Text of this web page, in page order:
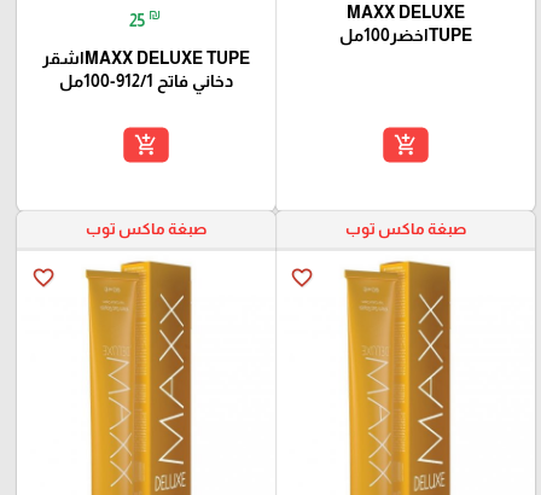
MAXX DELUXE
TUPEاخضر100مل
add_shopping_cart
25 ₪
MAXX DELUXE TUPEاشقر
دخاني فاتح 912/1-100مل
add_shopping_cart
صبغة ماكس توب
favorite_border
صبغة ماكس توب
favorite_border